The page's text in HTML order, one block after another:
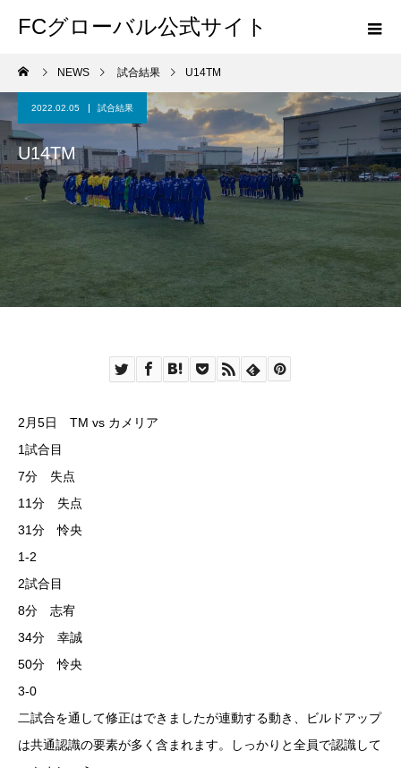
FCグローバル公式サイト
NEWS 試合結果 U14TM
2022.02.05 試合結果
U14TM
2月5日 TM vs カメリア
1試合目
7分 失点
11分 失点
31分 怜央
1-2
2試合目
8分 志宥
34分 幸誠
50分 怜央
3-0
二試合を通して修正はできましたが連動する動き、ビルドアップ
は共通認識の要素が多く含まれます。しっかりと全員で認識して